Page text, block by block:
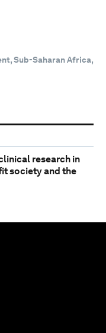
Sub-Saharan Africa,
research in
society and the